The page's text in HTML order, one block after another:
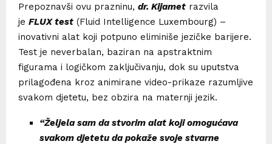
Prepoznavši ovu prazninu, dr. Kijamet razvila
je FLUX test (Fluid Intelligence Luxembourg) –
inovativni alat koji potpuno eliminiše jezičke barijere.
Test je neverbalan, baziran na apstraktnim
figurama i logičkom zaključivanju, dok su uputstva
prilagođena kroz animirane video-prikaze razumljive
svakom djetetu, bez obzira na maternji jezik.
“Željela sam da stvorim alat koji omogućava
svakom djetetu da pokaže svoje stvarne